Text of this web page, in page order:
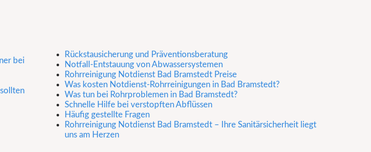
bei
Rückstausicherung und Präventionsberatung
Notfall-Entstauung von Abwassersystemen
Rohrreinigung Notdienst Bad Bramstedt Preise
Was kosten Notdienst-Rohrreinigungen in Bad Bramstedt?
Was tun bei Rohrproblemen in Bad Bramstedt?
Schnelle Hilfe bei verstopften Abflüssen
Häufig gestellte Fragen
Rohrreinigung Notdienst Bad Bramstedt – Ihre Sanitärsicherheit liegt
uns am Herzen